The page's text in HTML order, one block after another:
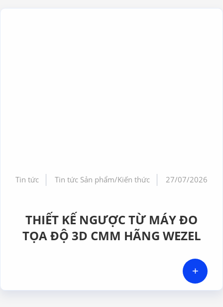
Tin tức Tin tức Sản phẩm/Kiến thức 27/07/2026
THIẾT KẾ NGƯỢC TỪ MÁY ĐO
TỌA ĐỘ 3D CMM HÃNG WEZEL
+